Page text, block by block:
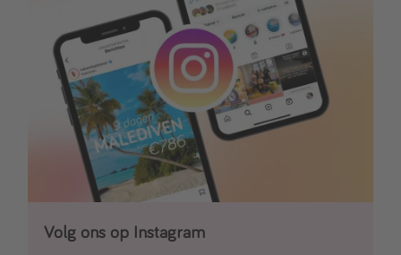
Volg ons op Instagram
Volg ons op Facebook
Volg ons op TikTok